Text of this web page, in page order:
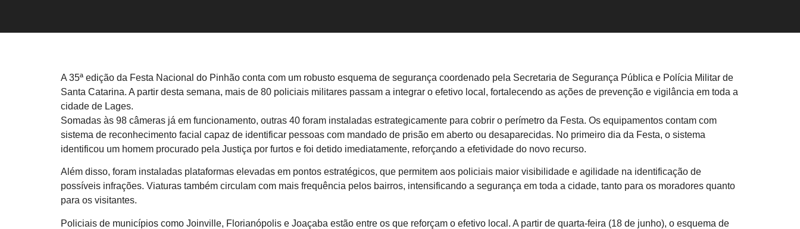
A 35ª edição da Festa Nacional do Pinhão conta com um robusto esquema de segurança coordenado pela Secretaria de Segurança Pública e Polícia Militar de
Santa Catarina. A partir desta semana, mais de 80 policiais militares passam a integrar o efetivo local, fortalecendo as ações de prevenção e vigilância em toda a
cidade de Lages.
Somadas às 98 câmeras já em funcionamento, outras 40 foram instaladas estrategicamente para cobrir o perímetro da Festa. Os equipamentos contam com
sistema de reconhecimento facial capaz de identificar pessoas com mandado de prisão em aberto ou desaparecidas. No primeiro dia da Festa, o sistema
identificou um homem procurado pela Justiça por furtos e foi detido imediatamente, reforçando a efetividade do novo recurso.
Além disso, foram instaladas plataformas elevadas em pontos estratégicos, que permitem aos policiais maior visibilidade e agilidade na identificação de
possíveis infrações. Viaturas também circulam com mais frequência pelos bairros, intensificando a segurança em toda a cidade, tanto para os moradores quanto
para os visitantes.
Policiais de municípios como Joinville, Florianópolis e Joaçaba estão entre os que reforçam o efetivo local. A partir de quarta-feira (18 de junho), o esquema de